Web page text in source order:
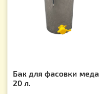
Бак для фасовки меда
20 л.